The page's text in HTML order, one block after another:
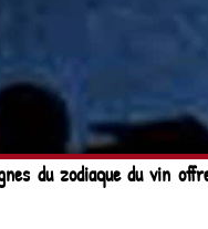
du zodiaque du vin